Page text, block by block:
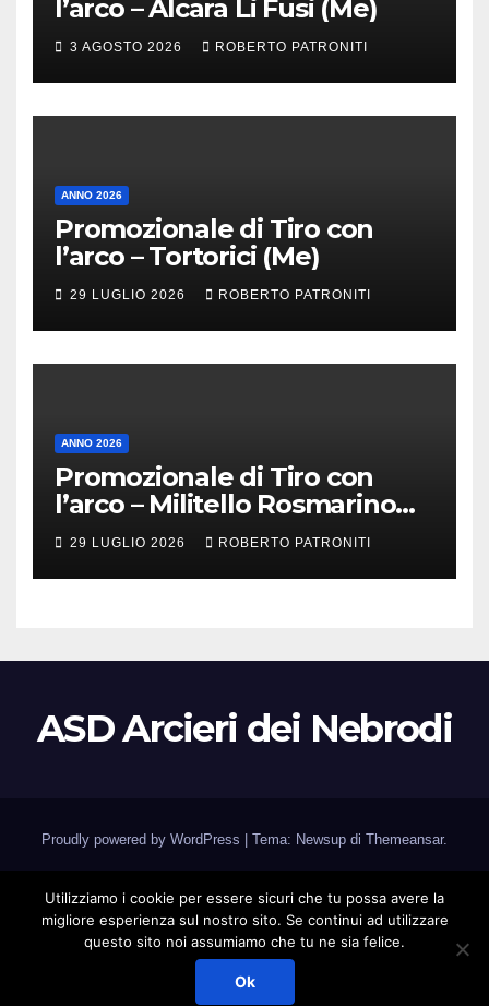
l’arco – Alcara Li Fusi (Me)
3 AGOSTO 2026 ROBERTO PATRONITI
ANNO 2026
Promozionale di Tiro con
l’arco – Tortorici (Me)
29 LUGLIO 2026 ROBERTO PATRONITI
ANNO 2026
Promozionale di Tiro con
l’arco – Militello Rosmarino
(Me)
29 LUGLIO 2026 ROBERTO PATRONITI
ASD Arcieri dei Nebrodi
Proudly powered by WordPress Tema: Newsup di Themeansar.
Home Associazione Calendario Gare Corsi
Manifestazioni e Gare Galleria foto Medagliere Contatti
Area Riservata
Utilizziamo i cookie per essere sicuri che tu possa avere la
migliore esperienza sul nostro sito. Se continui ad utilizzare
questo sito noi assumiamo che tu ne sia felice.
Ok